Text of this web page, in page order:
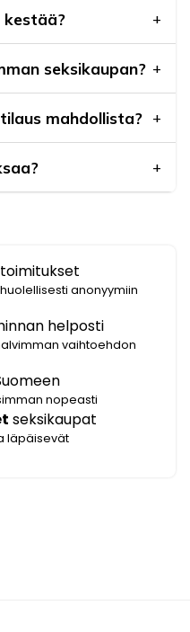
kestää?
seksikaupan?
mahdollista?
anonyymiin
helposti
vaihtoehdon
nopeasti
seksikaupat
läpäisevät